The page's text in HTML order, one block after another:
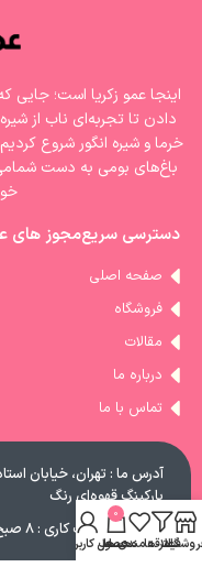
اینجا عمو زکریا است؛
دادن تا تجربه‌ای ناب از
خرما و شیره انگور شروع
باغ‌های بومی به دست
دسترسی سریعمجوز های
صفحه اصلی
فروشگاه
مقالات
درباره ما
تماس با ما
پارکینگ قهوه‌ای رنگ
ساعات کاری : ۸ صبح تا ۸ شب
فیلتر ها
علاقه مندی ها
0
محصول
حساب کاربری من